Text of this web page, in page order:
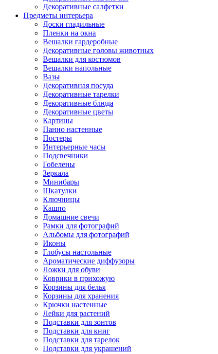
Декоративные салфетки
Предметы интерьера
Доски гладильные
Пленки на окна
Вешалки гардеробные
Декоративные головы животных
Вешалки для костюмов
Вешалки напольные
Вазы
Декоративная посуда
Декоративные тарелки
Декоративные блюда
Декоративные цветы
Картины
Панно настенные
Постеры
Интерьерные часы
Подсвечники
Гобелены
Зеркала
Минибары
Шкатулки
Ключницы
Кашпо
Домашние свечи
Рамки для фотографий
Альбомы для фотографий
Иконы
Глобусы настольные
Ароматические диффузоры
Ложки для обуви
Коврики в прихожую
Корзины для белья
Корзины для хранения
Крючки настенные
Лейки для растений
Подставки для зонтов
Подставки для книг
Подставки для тарелок
Подставки для украшений